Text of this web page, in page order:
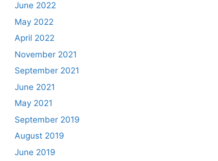
June 2022
May 2022
April 2022
November 2021
September 2021
June 2021
May 2021
September 2019
August 2019
June 2019